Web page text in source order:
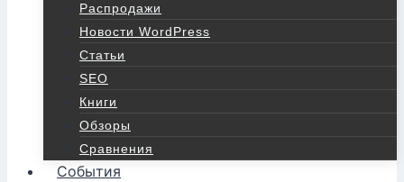
Распродажи
Новости WordPress
Статьи
SEO
Книги
Обзоры
Сравнения
События